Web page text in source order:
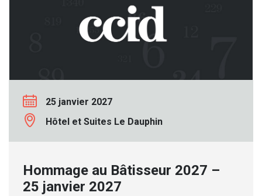
25 janvier 2027
Hôtel et Suites Le Dauphin
Hommage au Bâtisseur 2027 –
25 janvier 2027